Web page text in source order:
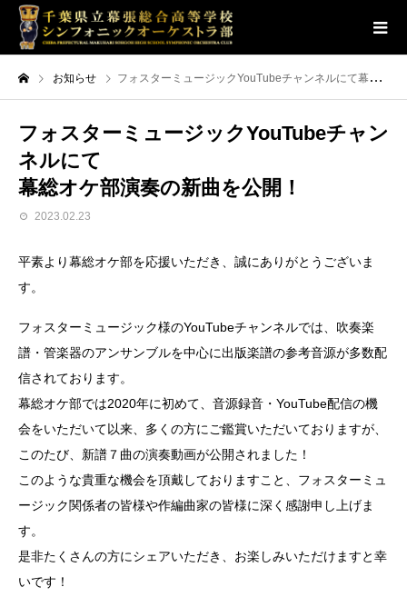
お知らせ フォスターミュージックYouTubeチャンネルにて幕総オケ部演奏の新曲を公開！
フォスターミュージックYouTubeチャン
ネルにて
幕総オケ部演奏の新曲を公開！
2023.02.23
平素より幕総オケ部を応援いただき、誠にありがとうございま
す。
フォスターミュージック様のYouTubeチャンネルでは、吹奏楽
譜・管楽器のアンサンブルを中心に出版楽譜の参考音源が多数配
信されております。
幕総オケ部では2020年に初めて、音源録音・YouTube配信の機
会をいただいて以来、多くの方にご鑑賞いただいておりますが、
このたび、新譜７曲の演奏動画が公開されました！
このような貴重な機会を頂戴しておりますこと、フォスターミュ
ージック関係者の皆様や作編曲家の皆様に深く感謝申し上げま
す。
是非たくさんの方にシェアいただき、お楽しみいただけますと幸
いです！